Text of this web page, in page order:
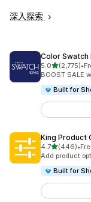
深入探索
Color Swatch
5.0滿分 5 顆星
(2,775)
共有 2775 則評
•
BOOST SALE
Built for
King Product
4.7滿分 5 顆星
(446)
共有 446 則評價
•
Add product
Built for